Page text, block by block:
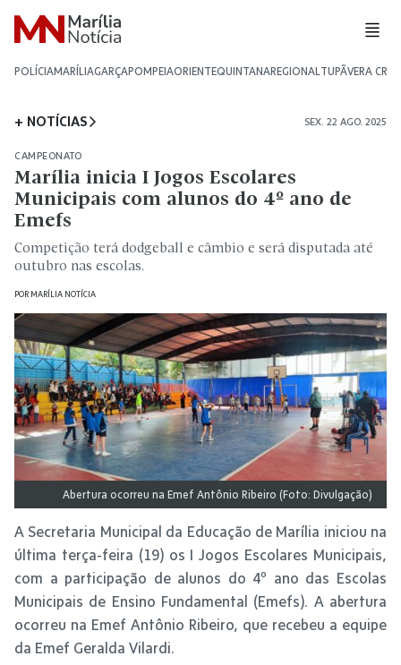
POLÍCIAMARÍLIAGARÇAPOMPEIAORIENTEQUINTANAREGIONALTUPÃVERA CRUZ
+ NOTÍCIAS SEX. 22 AGO. 2025
CAMPEONATO
Marília inicia I Jogos Escolares
Municipais com alunos do 4º ano de
Emefs
Competição terá dodgeball e câmbio e será disputada até
outubro nas escolas.
POR MARÍLIA NOTÍCIA
Abertura ocorreu na Emef Antônio Ribeiro (Foto: Divulgação)
A Secretaria Municipal da Educação de Marília iniciou na
última terça-feira (19) os I Jogos Escolares Municipais,
com a participação de alunos do 4º ano das Escolas
Municipais de Ensino Fundamental (Emefs). A abertura
ocorreu na Emef Antônio Ribeiro, que recebeu a equipe
da Emef Geralda Vilardi.